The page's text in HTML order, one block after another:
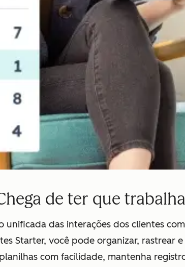
de ter que
unificada das interações dos clientes
Starter, você pode organizar, rastrear
com facilidade, mantenha